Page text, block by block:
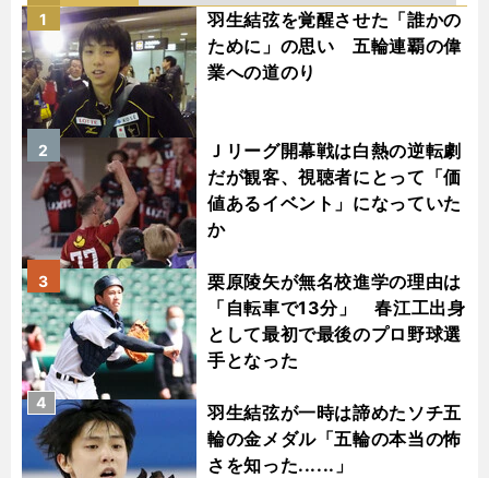
羽生結弦を覚醒させた「誰かの
ために」の思い 五輪連覇の偉
業への道のり
1
Ｊリーグ開幕戦は白熱の逆転劇
だが観客、視聴者にとって「価
値あるイベント」になっていた
か
2
栗原陵矢が無名校進学の理由は
「自転車で13分」 春江工出身
として最初で最後のプロ野球選
手となった
3
羽生結弦が一時は諦めたソチ五
輪の金メダル「五輪の本当の怖
さを知った......」
4